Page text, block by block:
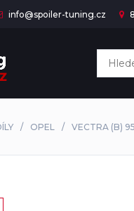
info@spoiler-tuning.cz
OPEL VECTRA (B)